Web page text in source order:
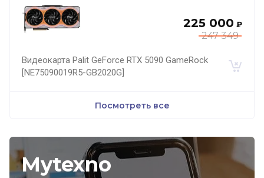
247 349
225 000 ₽
Видеокарта Palit GeForce RTX 5090 GameRock
[NE75090019R5-GB2020G]
Посмотреть все
Mytexno